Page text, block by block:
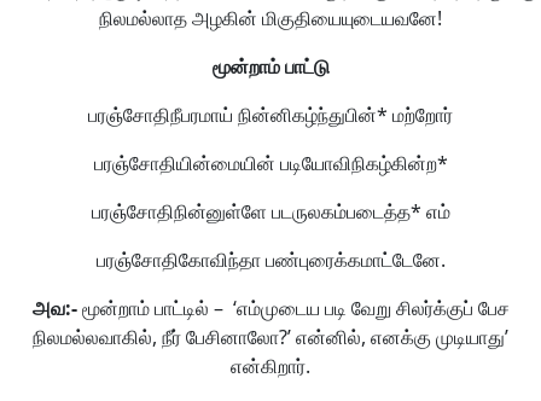
நிலமல்லாத அழகின் மிகுதியையுடையவனே!
மூன்றாம் பாட்டு
பரஞ்சோதிநீபரமாய் நின்னிகழ்ந்துபின்* மற்றோர்
பரஞ்சோதியின்மையின் படியோவிநிகழ்கின்ற*
பரஞ்சோதிநின்னுள்ளே படருலகம்படைத்த* எம்
பரஞ்சோதிகோவிந்தா பண்புரைக்கமாட்டேனே.
அவ:-மூன்றாம் பாட்டில் – ‘எம்முடைய படி வேறு சிலர்க்குப் பேச
நிலமல்லவாகில், நீர் பேசினாலோ?’ என்னில், எனக்கு முடியாது’
என்கிறார்.